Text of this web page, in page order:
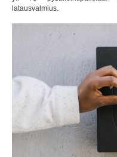
latausvalmius.